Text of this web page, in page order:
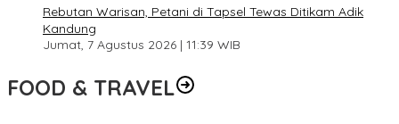
Rebutan Warisan, Petani di Tapsel Tewas Ditikam Adik
Kandung
Jumat, 7 Agustus 2026 | 11:39 WIB
FOOD & TRAVEL